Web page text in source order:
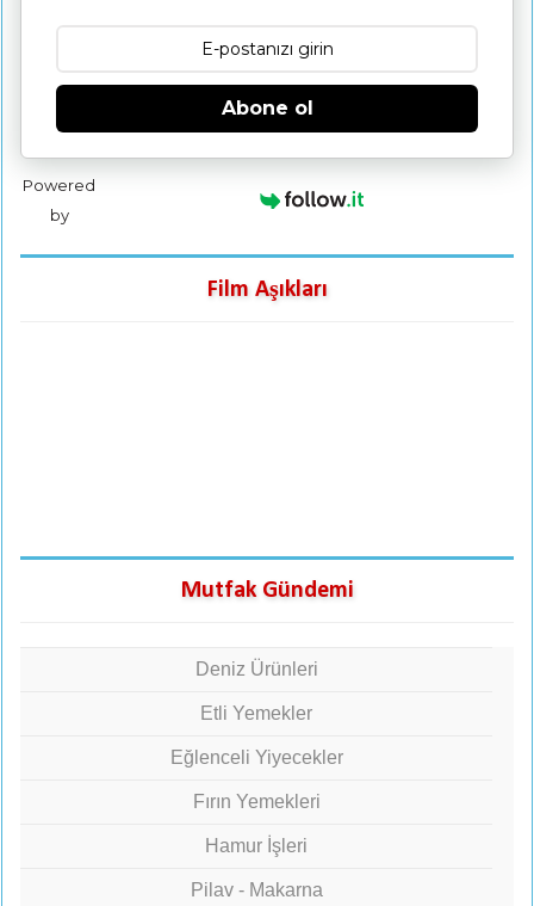
Abone ol
Powered
by
Film Aşıkları
Mutfak Gündemi
Deniz Ürünleri
Etli Yemekler
Eğlenceli Yiyecekler
Fırın Yemekleri
Hamur İşleri
Pilav - Makarna